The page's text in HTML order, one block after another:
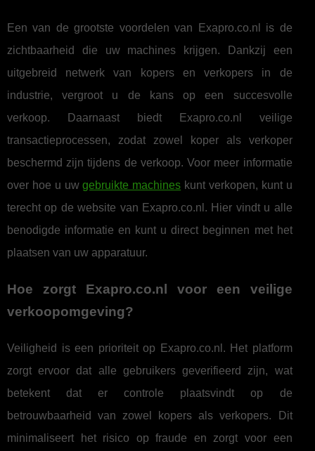
Een van de grootste voordelen van Exapro.co.nl is de
zichtbaarheid die uw machines krijgen. Dankzij een
uitgebreid netwerk van kopers en verkopers in de
industrie, vergroot u de kans op een succesvolle
verkoop. Daarnaast biedt Exapro.co.nl veilige
transactieprocessen, zodat zowel koper als verkoper
beschermd zijn tijdens de verkoop. Voor meer informatie
over hoe u uwgebruikte machines kunt verkopen, kunt u
terecht op de website van Exapro.co.nl. Hier vindt u alle
benodigde informatie en kunt u direct beginnen met het
plaatsen van uw apparatuur.
Hoe zorgt Exapro.co.nl voor een veilige
verkoopomgeving?
Veiligheid is een prioriteit op Exapro.co.nl. Het platform
zorgt ervoor dat alle gebruikers geverifieerd zijn, wat
betekent dat er controle plaatsvindt op de
betrouwbaarheid van zowel kopers als verkopers. Dit
minimaliseert het risico op fraude en zorgt voor een